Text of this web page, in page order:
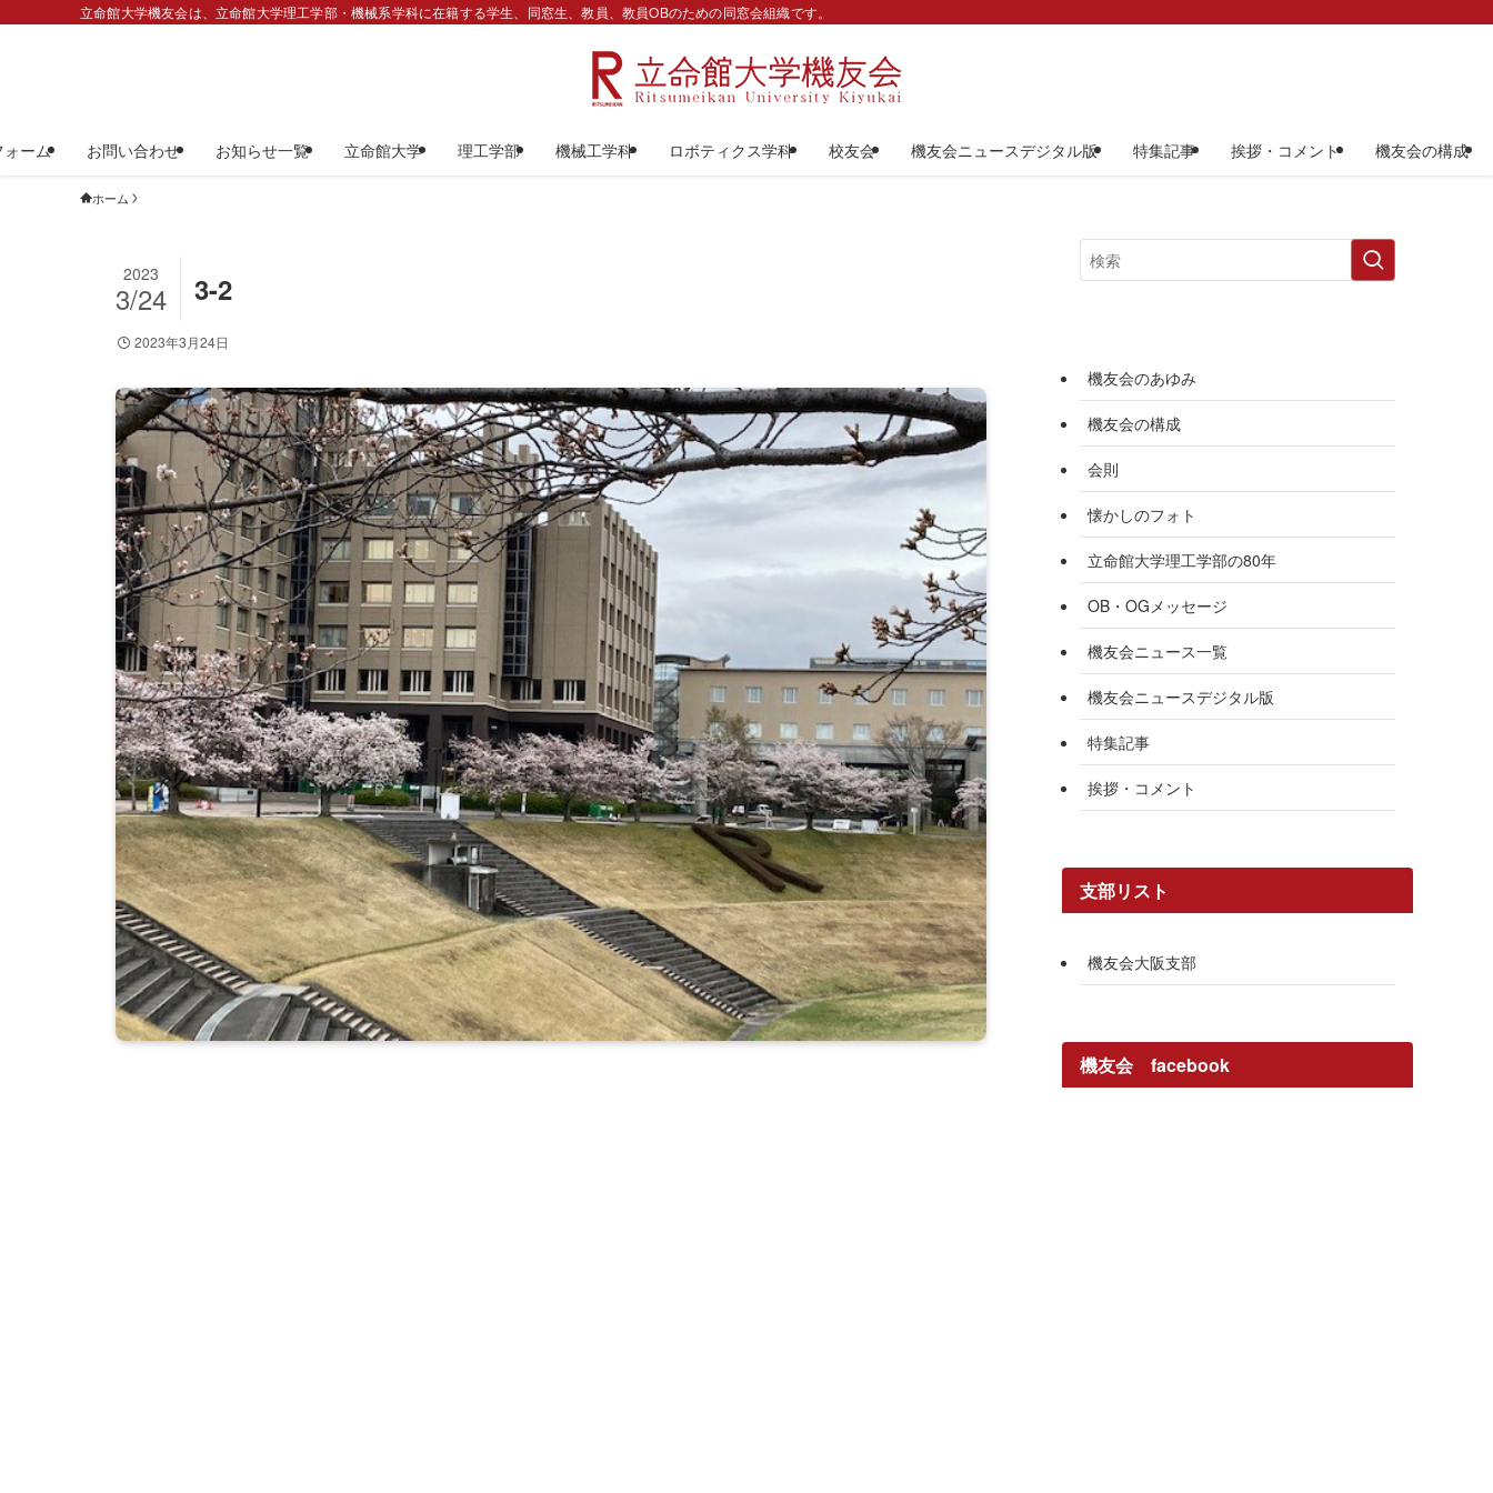
立命館大学機友会は、立命館大学理工学部・機械系学科に在籍する学生、同窓生、教員、教員OBのための同窓会組織です。
ーム お問い合わせ お知らせ一覧 立命館大学 理工学部 機械工学科 ロボティクス学科 校友会 機友会ニュースデジタル版 特集記事 挨拶・コメント 機友会の構成
ホーム
3-2
2023
3/24
2023年3月24日
機友会のあゆみ
機友会の構成
会則
懐かしのフォト
立命館大学理工学部の80年
OB・OGメッセージ
機友会ニュース一覧
機友会ニュースデジタル版
特集記事
挨拶・コメント
支部リスト
機友会大阪支部
機友会 facebook